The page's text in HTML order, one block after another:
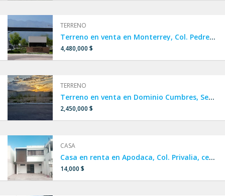
TERRENO
Terreno en venta en Monterrey, Col. Pedregal de la Montaña.
4,480,000 $
TERRENO
Terreno en venta en Dominio Cumbres, Sector Paloblanco Residencial.
2,450,000 $
CASA
Casa en renta en Apodaca, Col. Privalia, cerca de San Nicolás
14,000 $